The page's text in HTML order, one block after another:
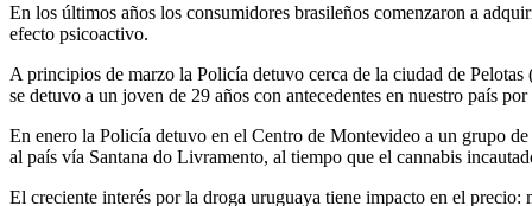
En los últimos años los consumidores brasileños comenzaron a
efecto psicoactivo.
A principios de marzo la Policía detuvo cerca de la ciudad de
se detuvo a un joven de 29 años con antecedentes en nuestro país
En enero la Policía detuvo en el Centro de Montevideo a un grupo
al país vía Santana do Livramento, al tiempo que el cannabis
El creciente interés por la droga uruguaya tiene impacto en el